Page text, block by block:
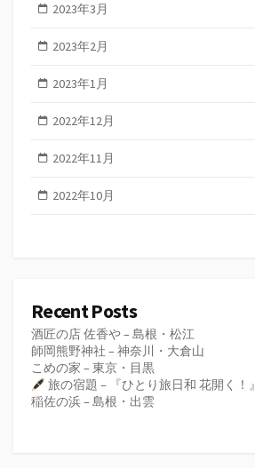
2023年3月
2023年2月
2023年1月
2022年12月
2022年11月
2022年10月
Recent Posts
酒匠の店 佐香や – 島根・松江
師岡熊野神社 – 神奈川・大倉山
こめの家 – 東京・目黒
旅の宿題 – 『ひとり旅日和 花開く！』
稲佐の浜 – 島根・出雲